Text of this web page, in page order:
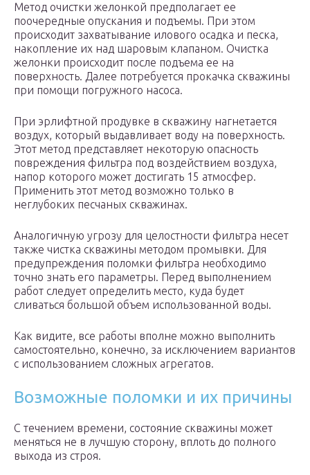
Метод очистки желонкой предполагает ее
поочередные опускания и подъемы. При этом
происходит захватывание илового осадка и песка,
накопление их над шаровым клапаном. Очистка
желонки происходит после подъема ее на
поверхность. Далее потребуется прокачка скважины
при помощи погружного насоса.
При эрлифтной продувке в скважину нагнетается
воздух, который выдавливает воду на поверхность.
Этот метод представляет некоторую опасность
повреждения фильтра под воздействием воздуха,
напор которого может достигать 15 атмосфер.
Применить этот метод возможно только в
неглубоких песчаных скважинах.
Аналогичную угрозу для целостности фильтра несет
также чистка скважины методом промывки. Для
предупреждения поломки фильтра необходимо
точно знать его параметры. Перед выполнением
работ следует определить место, куда будет
сливаться большой объем использованной воды.
Как видите, все работы вполне можно выполнить
самостоятельно, конечно, за исключением вариантов
с использованием сложных агрегатов.
Возможные поломки и их причины
С течением времени, состояние скважины может
меняться не в лучшую сторону, вплоть до полного
выхода из строя.